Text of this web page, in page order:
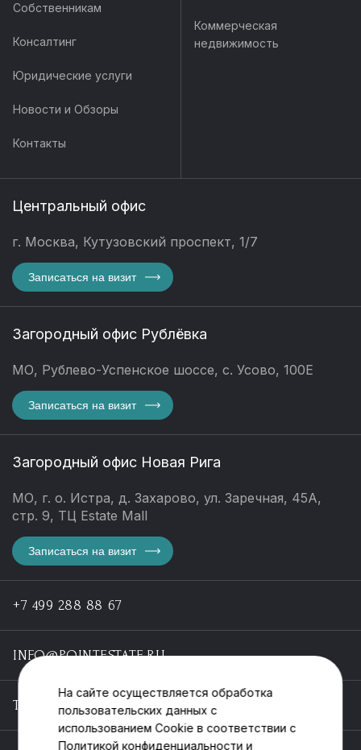
Собственникам
Консалтинг
Юридические услуги
Новости и Обзоры
Контакты
Коммерческая
недвижимость
Центральный офис
г. Москва, Кутузовский проспект, 1/7
Записаться на визит
Загородный офис Рублёвка
МО, Рублево-Успенское шоссе, с. Усово, 100Е
Записаться на визит
Загородный офис Новая Рига
МО, г. о. Истра, д. Захарово, ул. Заречная, 45А,
стр. 9, ТЦ Estate Mall
Записаться на визит
+7 499 288 88 67
INFO@POINTESTATE.RU
TELEGRAM
На сайте осуществляется обработка
пользовательских данных с
использованием Cookie в соответствии с
Политикой конфиденциальности и